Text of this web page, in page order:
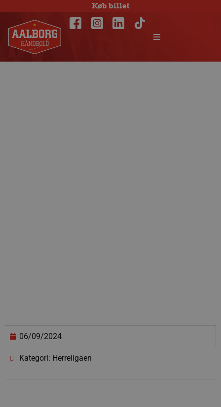
Køb billet
06/09/2024
Kategori: Herreligaen